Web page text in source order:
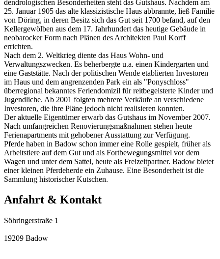
dendrologischen Besonderheiten steht das Gutshaus. Nachdem am
25. Januar 1905 das alte klassizistische Haus abbrannte, ließ Familie
von Döring, in deren Besitz sich das Gut seit 1700 befand, auf den
Kellergewölben aus dem 17. Jahrhundert das heutige Gebäude in
neobarocker Form nach Plänen des Architekten Paul Korff
errichten.
Nach dem 2. Weltkrieg diente das Haus Wohn- und
Verwaltungszwecken. Es beherbergte u.a. einen Kindergarten und
eine Gaststätte. Nach der politischen Wende etablierten Investoren
im Haus und dem angrenzenden Park ein als "Ponyschloss"
überregional bekanntes Feriendomizil für reitbegeisterte Kinder und
Jugendliche. Ab 2001 folgten mehrere Verkäufe an verschiedene
Investoren, die ihre Pläne jedoch nicht realisieren konnten.
Der aktuelle Eigentümer erwarb das Gutshaus im November 2007.
Nach umfangreichen Renovierungsmaßnahmen stehen heute
Ferienapartments mit gehobener Ausstattung zur Verfügung.
Pferde haben in Badow schon immer eine Rolle gespielt, früher als
Arbeitstiere auf dem Gut und als Fortbewegungsmittel vor dem
Wagen und unter dem Sattel, heute als Freizeitpartner. Badow bietet
einer kleinen Pferdeherde ein Zuhause. Eine Besonderheit ist die
Sammlung historischer Kutschen.
Anfahrt & Kontakt
Söhringerstraße 1
19209 Badow